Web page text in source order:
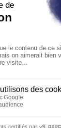
messe en direct
l'Auxerrois, grâce
aux chapelains de
Visiter la